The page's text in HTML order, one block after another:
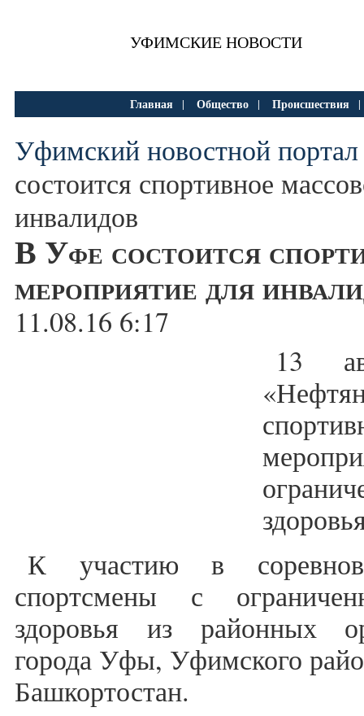
УФИМСКИЕ НОВОСТИ
Главная | Общество | Происшествия
Уфимский новостной портал
состоится спортивное
инвалидов
В Уфе состоится
мероприятие для
11.08.16 6:17
13
К участию в
спортсмены с
здоровья из районных
города Уфы, Уфимского
Башкортостан.